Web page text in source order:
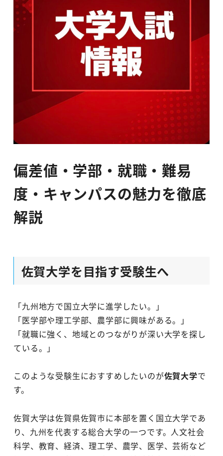
偏差値・学部・就職・難易
度・キャンパスの魅力を徹底
解説
佐賀大学を目指す受験生へ
「九州地方で国立大学に進学したい。」
「医学部や理工学部、農学部に興味がある。」
「就職に強く、地域とのつながりが深い大学を探し
ている。」
このような受験生におすすめしたいのが佐賀大学で
す。
佐賀大学は佐賀県佐賀市に本部を置く国立大学であ
り、九州を代表する総合大学の一つです。人文社会
科学、教育、経済、理工学、農学、医学、芸術など